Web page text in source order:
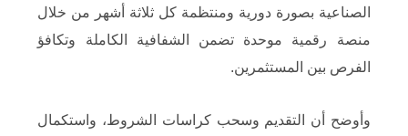
الصناعية بصورة دورية ومنتظمة كل ثلاثة أشهر من خلال
منصة رقمية موحدة تضمن الشفافية الكاملة وتكافؤ
الفرص بين المستثمرين.
وأوضح أن التقديم وسحب كراسات الشروط، واستكمال